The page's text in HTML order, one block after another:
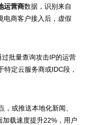
运营商数据，识别来自
电商客户接入后，虚假
批量查询攻击IP的运营
定云服务商或IDC段，
或推送本地化新闻、
载速度提升22%，用户